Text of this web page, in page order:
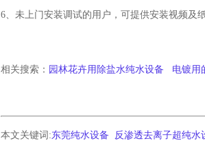
6、未上门安装调试的用户，可提供安装视频及
相关搜索： 园林花卉用除盐水纯水设备 电镀用
本文关键词:东莞纯水设备 反渗透去离子超纯水